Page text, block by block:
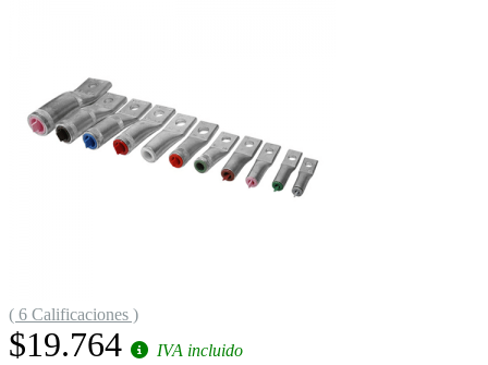
( 6 Calificaciones )
$19.764 IVA incluido